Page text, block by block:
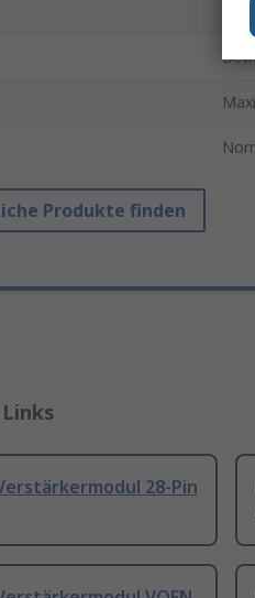
Produkte finden
28-Pin